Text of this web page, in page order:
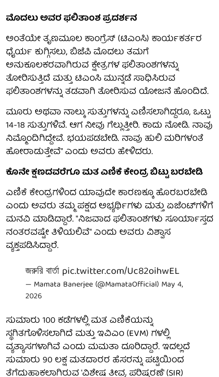
ಮೊದಲು ಅವರ ಫಲಿತಾಂಶ ಪ್ರದರ್ಶನ
ಅಂತೆಯೇ ತೃಣಮೂಲ ಕಾಂಗ್ರೆಸ್ (ಟಿಎಂಸಿ) ಕಾರ್ಯಕರ್ತರ
ಧೈರ್ಯ ಕುಗ್ಗಿಸಲು, ಬಿಜೆಪಿ ಮೊದಲು ತಮಗೆ
ಅನುಕೂಲಕರವಾಗಿರುವ ಕ್ಷೇತ್ರಗಳ ಫಲಿತಾಂಶಗಳನ್ನು
ತೋರಿಸುತ್ತಿದೆ ಮತ್ತು ಟಿಎಂಸಿ ಮುನ್ನಡೆ ಸಾಧಿಸಿರುವ
ಫಲಿತಾಂಶಗಳನ್ನು ತಡವಾಗಿ ತೋರಿಸುವ ಯೋಜನೆ ಹೊಂದಿದೆ.
ಮೂರು ಅಥವಾ ನಾಲ್ಕು ಸುತ್ತುಗಳನ್ನು ಎಣಿಸಲಾಗಿದ್ದರೂ, ಒಟ್ಟು
14-18 ಸುತ್ತುಗಳಿವೆ. ಆಗ ನೀವು ಗೆಲ್ಲುತ್ತೀರಿ. ಕಾದು ನೋಡಿ. ನಾವು
ನಿಮ್ಮೊಂದಿಗಿದ್ದೇವೆ. ಭಯಪಡಬೇಡಿ. ನಾವು ಹುಲಿ ಮರಿಗಳಂತೆ
ಹೋರಾಡುತ್ತೇವೆ" ಎಂದು ಅವರು ಹೇಳಿದರು.
ಕೊನೇ ಕ್ಷಣದವರೆಗೂ ಮತ ಎಣಿಕೆ ಕೇಂದ್ರ ಬಿಟ್ಟು ಬರಬೇಡಿ
ಎಣಿಕೆ ಕೇಂದ್ರಗಳಿಂದ ಯಾವುದೇ ಕಾರಣಕ್ಕೂ ಹೊರಬರಬೇಡಿ
ಎಂದು ಅವರು ತಮ್ಮ ಪಕ್ಷದ ಅಭ್ಯರ್ಥಿಗಳು ಮತ್ತು ಏಜೆಂಟ್‌ಗಳಿಗೆ
ಮನವಿ ಮಾಡಿದ್ದಾರೆ. "ನಿಜವಾದ ಫಲಿತಾಂಶಗಳು ಸೂರ್ಯಾಸ್ತದ
ನಂತರವಷ್ಟೇ ತಿಳಿಯಲಿವೆ" ಎಂದು ಅವರು ವಿಶ್ವಾಸ
ವ್ಯಕ್ತಪಡಿಸಿದ್ದಾರೆ.
জরুরি বার্তা pic.twitter.com/Uc82oihwEL
— Mamata Banerjee (@MamataOfficial) May 4,
2026
ಸುಮಾರು 100 ಕಡೆಗಳಲ್ಲಿ ಮತ ಎಣಿಕೆಯನ್ನು
ಸ್ಥಗಿತಗೊಳಿಸಲಾಗಿದೆ ಮತ್ತು ಇವಿಎಂ (EVM) ಗಳಲ್ಲಿ
ವ್ಯತ್ಯಾಸಗಳಾಗಿವೆ ಎಂದು ಮಮತಾ ದೂರಿದ್ದಾರೆ. ಇದಲ್ಲದೆ
ಸುಮಾರು 90 ಲಕ್ಷ ಮತದಾರರ ಹೆಸರನ್ನು ಪಟ್ಟಿಯಿಂದ
ತೆಗೆದುಹಾಕಲಾಗಿರುವ 'ವಿಶೇಷ ತೀವ್ರ ಪರಿಷ್ಕರಣೆ' (SIR)